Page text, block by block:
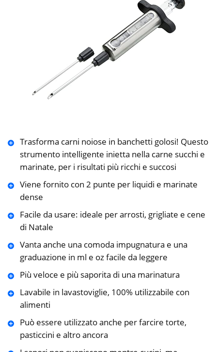
Trasforma carni noiose in banchetti golosi! Questo
strumento intelligente inietta nella carne succhi e
marinate, per i risultati più ricchi e succosi
Viene fornito con 2 punte per liquidi e marinate
dense
Facile da usare: ideale per arrosti, grigliate e cene
di Natale
Vanta anche una comoda impugnatura e una
graduazione in ml e oz facile da leggere
Più veloce e più saporita di una marinatura
Lavabile in lavastoviglie, 100% utilizzabile con
alimenti
Può essere utilizzato anche per farcire torte,
pasticcini e altro ancora